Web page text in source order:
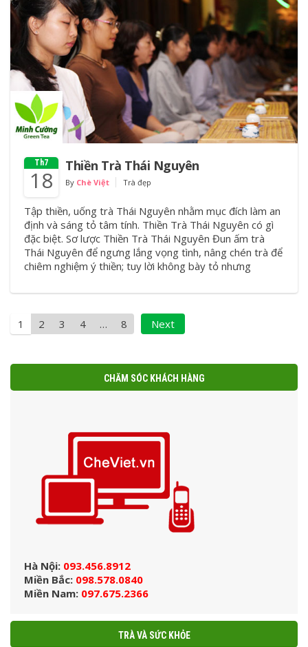
Th7
18
Thiền Trà Thái Nguyên
By Chè Việt Trà đẹp
Tập thiền, uống trà Thái Nguyên nhằm mục đích làm an
định và sáng tỏ tâm tính. Thiền Trà Thái Nguyên có gì
đặc biệt. Sơ lược Thiền Trà Thái Nguyên Đun ấm trà
Thái Nguyên để ngưng lắng vọng tình, nâng chén trà để
chiêm nghiệm ý thiền; tuy lời không bày tỏ nhưng
1 2 3 4 … 8 Next
CHĂM SÓC KHÁCH HÀNG
Hà Nội: 093.456.8912
Miền Bắc: 098.578.0840
Miền Nam: 097.675.2366
TRÀ VÀ SỨC KHỎE